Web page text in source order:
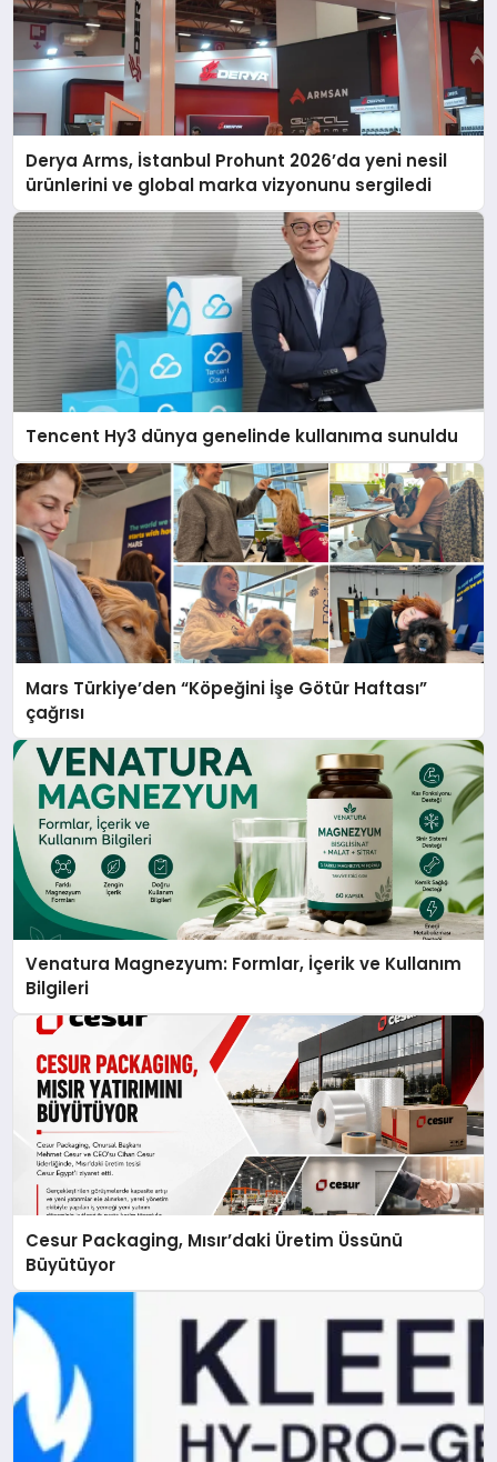
Derya Arms, İstanbul Prohunt 2026’da yeni nesil
ürünlerini ve global marka vizyonunu sergiledi
Tencent Hy3 dünya genelinde kullanıma sunuldu
Mars Türkiye’den “Köpeğini İşe Götür Haftası”
çağrısı
Venatura Magnezyum: Formlar, İçerik ve Kullanım
Bilgileri
Cesur Packaging, Mısır’daki Üretim Üssünü
Büyütüyor